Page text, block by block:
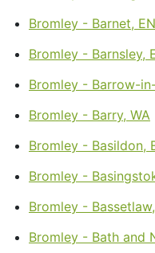
Bromley - Barnet, EN
Bromley - Barnsley,
Bromley - Barrow-
Bromley - Barry, WA
Bromley - Basildon,
Bromley -
Bromley -
Bromley - Bath and